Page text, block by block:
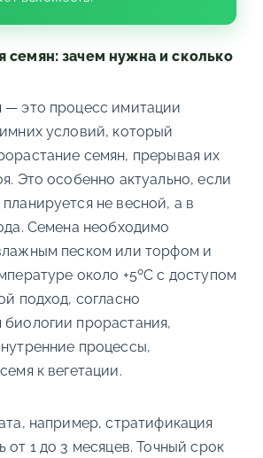
семян: зачем нужна и сколько
— это процесс имитации
условий, который
семян, прерывая их
Это особенно актуально, если
планируется не весной, а в
Семена необходимо
песком или торфом и
около +5ºC с доступом
подход, согласно
прорастания,
процессы,
к вегетации.
например, стратификация
от 1 до 3 месяцев. Точный срок